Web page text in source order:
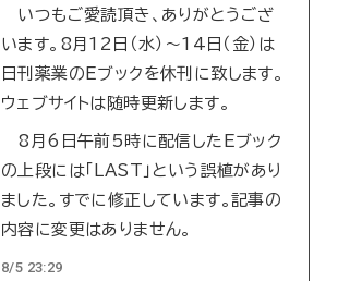
いつもご愛読頂き、ありがとうござ
います。8月12日（水）～14日（金）は
日刊薬業のEブックを休刊に致します。
ウェブサイトは随時更新します。
8月6日午前5時に配信したEブック
の上段には「LAST」という誤植があり
ました。すでに修正しています。記事の
内容に変更はありません。
8/5 23:29